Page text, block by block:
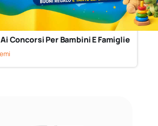
Concorsi Per Bambini E Famiglie